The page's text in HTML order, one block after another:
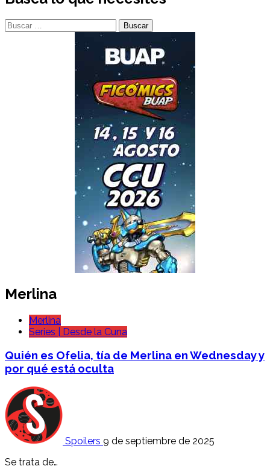
Buscar:
Merlina
Merlina
Series | Desde la Cuna
Quién es Ofelia, tía de Merlina en Wednesday y
por qué está oculta
Spoilers 9 de septiembre de 2025
Se trata de…